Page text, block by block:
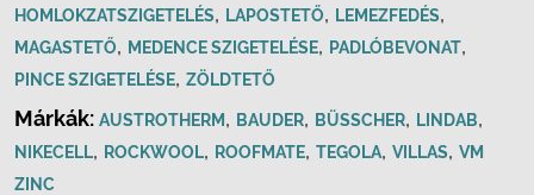
HOMLOKZATSZIGETELÉS, LAPOSTETŐ, LEMEZFEDÉS,
MAGASTETŐ, MEDENCE SZIGETELÉSE, PADLÓBEVONAT,
PINCE SZIGETELÉSE, ZÖLDTETŐ
Márkák: AUSTROTHERM, BAUDER, BÜSSCHER, LINDAB,
NIKECELL, ROCKWOOL, ROOFMATE, TEGOLA, VILLAS, VM
ZINC